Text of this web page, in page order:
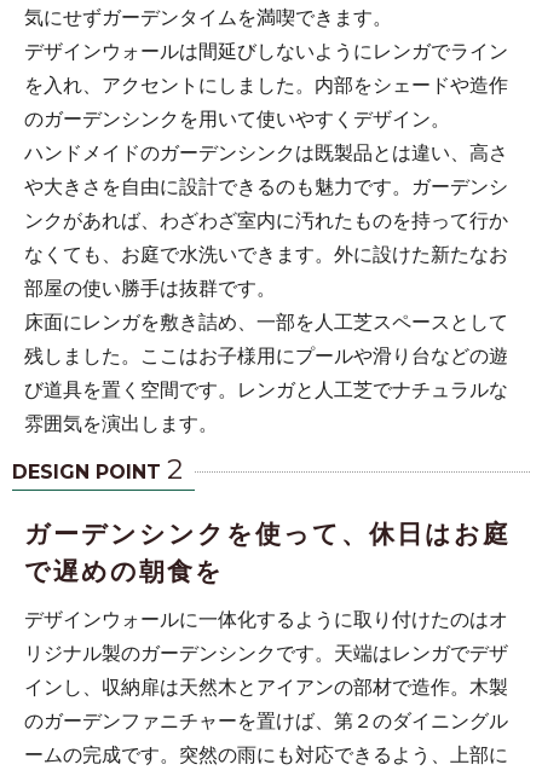
気にせずガーデンタイムを満喫できます。
デザインウォールは間延びしないようにレンガでライン
を入れ、アクセントにしました。内部をシェードや造作
のガーデンシンクを用いて使いやすくデザイン。
ハンドメイドのガーデンシンクは既製品とは違い、高さ
や大きさを自由に設計できるのも魅力です。ガーデンシ
ンクがあれば、わざわざ室内に汚れたものを持って行か
なくても、お庭で水洗いできます。外に設けた新たなお
部屋の使い勝手は抜群です。
床面にレンガを敷き詰め、一部を人工芝スペースとして
残しました。ここはお子様用にプールや滑り台などの遊
び道具を置く空間です。レンガと人工芝でナチュラルな
雰囲気を演出します。
DESIGN POINT 2
ガーデンシンクを使って、休日はお庭
で遅めの朝食を
デザインウォールに一体化するように取り付けたのはオ
リジナル製のガーデンシンクです。天端はレンガでデザ
インし、収納扉は天然木とアイアンの部材で造作。木製
のガーデンファニチャーを置けば、第２のダイニングル
ームの完成です。突然の雨にも対応できるよう、上部に